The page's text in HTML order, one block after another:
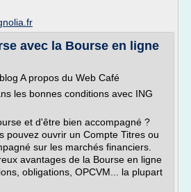
avec la Bourse en ligne
A propos du Web Café
les bonnes conditions avec ING
et d'être bien accompagné ?
pouvez ouvrir un Compte Titres ou
sur les marchés financiers.
avantages de la Bourse en ligne
obligations, OPCVM... la plupart